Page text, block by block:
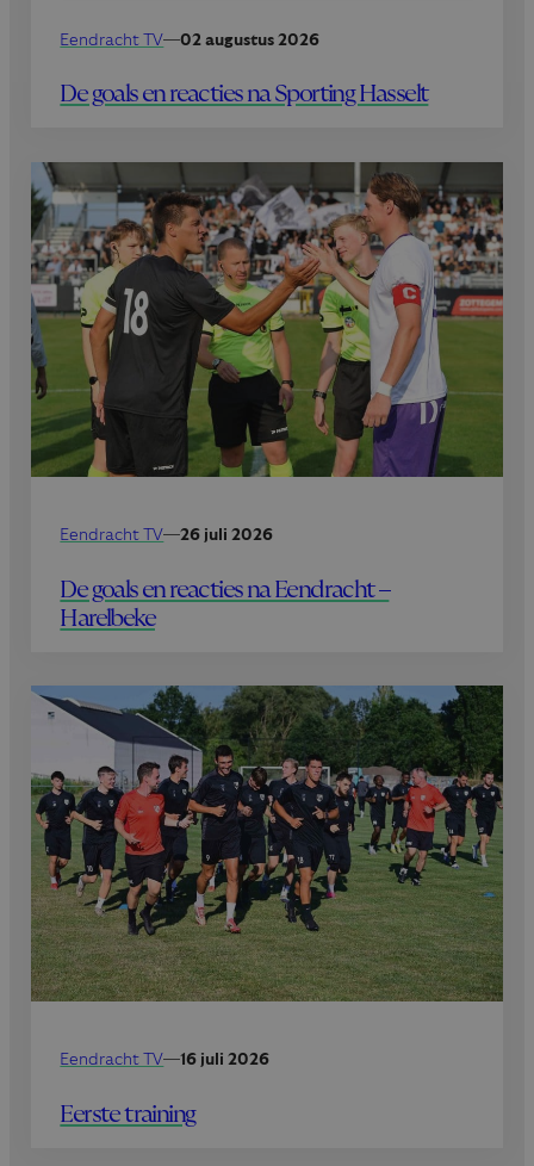
Eendracht TV—02 augustus 2026
De goals en reacties na Sporting Hasselt
Eendracht TV—26 juli 2026
De goals en reacties na Eendracht –
Harelbeke
Eendracht TV—16 juli 2026
Eerste training